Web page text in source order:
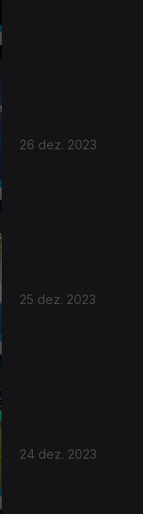
26 dez. 2023
25 dez. 2023
24 dez. 2023